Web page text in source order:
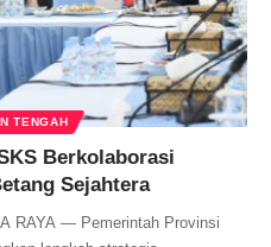
TENGAH
Berkolaborasi
Sejahtera
RAYA — Pemerintah Provinsi